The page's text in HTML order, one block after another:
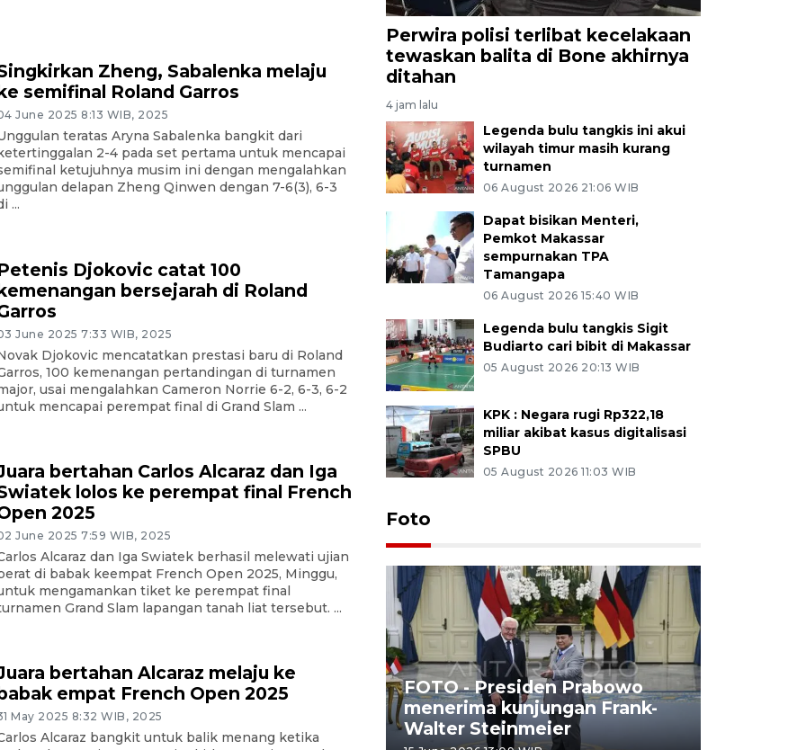
Zheng, Sabalenka melaju
semifinal Roland Garros
June 2025 8:13 WIB, 2025
teratas Aryna Sabalenka bangkit dari
2-4 pada set pertama untuk mencapai
ketujuhnya musim ini dengan mengalahkan
delapan Zheng Qinwen dengan 7-6(3), 6-3
...
Djokovic catat 100
bersejarah di Roland
June 2025 7:33 WIB, 2025
Djokovic mencatatkan prestasi baru di Roland
100 kemenangan pertandingan di turnamen
usai mengalahkan Cameron Norrie 6-2, 6-3, 6-2
mencapai perempat final di Grand Slam ...
bertahan Carlos Alcaraz dan Iga
lolos ke perempat final French
2025
June 2025 7:59 WIB, 2025
Alcaraz dan Iga Swiatek berhasil melewati ujian
di babak keempat French Open 2025, Minggu,
mengamankan tiket ke perempat final
Grand Slam lapangan tanah liat tersebut. ...
bertahan Alcaraz melaju ke
empat French Open 2025
May 2025 8:32 WIB, 2025
Alcaraz bangkit untuk balik menang ketika
Perwira polisi terlibat kecelakaan
tewaskan balita di Bone akhirnya
ditahan
4 jam lalu
Legenda bulu tangkis ini akui
wilayah timur masih kurang
turnamen
06 August 2026 21:06 WIB
Dapat bisikan Menteri,
Pemkot Makassar
sempurnakan TPA
Tamangapa
06 August 2026 15:40 WIB
Legenda bulu tangkis Sigit
Budiarto cari bibit di Makassar
05 August 2026 20:13 WIB
KPK : Negara rugi Rp322,18
miliar akibat kasus digitalisasi
SPBU
05 August 2026 11:03 WIB
Foto
FOTO - Kirab memperingati
HUT ke-80 Raja Keraton
Yogyakarta
FOTO - Presiden Prabowo
menerima kunjungan Frank-
Walter Steinmeier